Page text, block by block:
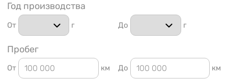
91
Год производства
От г До г
Пробег
От км До км